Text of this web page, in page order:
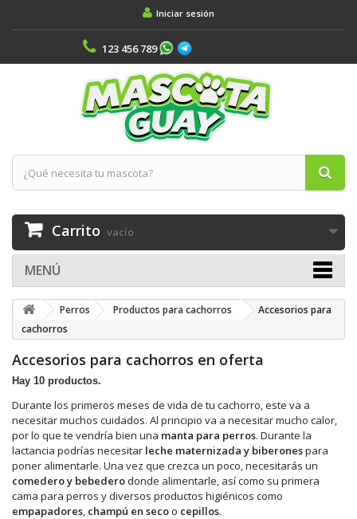
Iniciar sesión
123 456 789
Carrito vacío
MENÚ
Perros Productos para cachorros
Accesorios para
cachorros
Accesorios para cachorros en oferta
Hay 10 productos.
Durante los primeros meses de vida de tu cachorro, este va a
necesitar muchos cuidados. Al principio va a necesitar mucho calor,
por lo que te vendría bien una manta para perros. Durante la
lactancia podrías necesitar leche maternizada y biberonespara
poner alimentarle. Una vez que crezca un poco, necesitarás un
comedero y bebederodonde alimentarle, así como su primera
cama para perros y diversos productos higiénicos como
empapadores, champú en secoo cepillos.